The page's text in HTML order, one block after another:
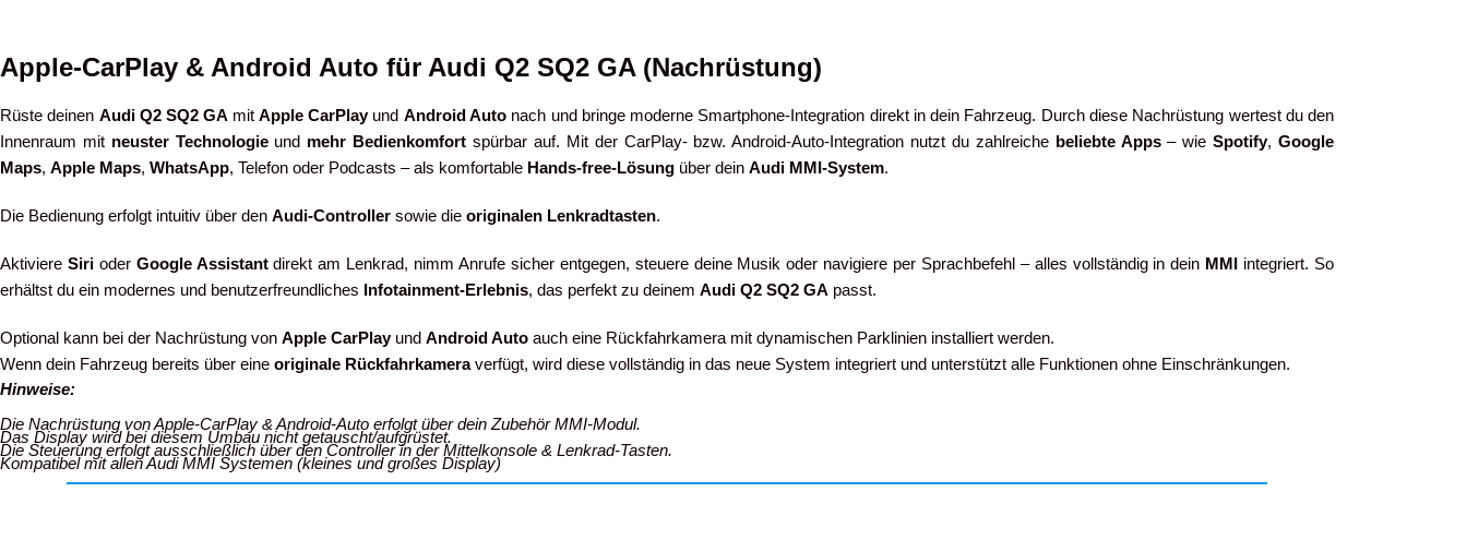
Apple-CarPlay & Android Auto für Audi Q2 SQ2 GA (Nachrüstung)
Rüste deinen Audi Q2 SQ2 GA mit Apple CarPlayund Android Auto nach und bringe moderne Smartphone-Integration direkt in dein Fahrzeug. Durch diese Nachrüstung wertest du den
Innenraum mit neuster Technologieund mehr Bedienkomfort spürbar auf. Mit der CarPlay- bzw. Android-Auto-Integration nutzt du zahlreiche beliebte Apps– wieSpotify,Google
Maps, Apple Maps, WhatsApp, Telefon oder Podcasts – als komfortable Hands-free-Lösung über dein Audi MMI-System.
Die Bedienung erfolgt intuitiv über den Audi-Controller sowie die originalen Lenkradtasten.
Aktiviere Sirioder Google Assistantdirekt am Lenkrad, nimm Anrufe sicher entgegen, steuere deine Musik oder navigiere per Sprachbefehl – alles vollständig in dein MMI integriert. So
erhältst du ein modernes und benutzerfreundliches Infotainment-Erlebnis, das perfekt zu deinem Audi Q2 SQ2 GA passt.
Optional kann bei der Nachrüstung von Apple CarPlayund Android Auto auch eine Rückfahrkamera mit dynamischen Parklinien installiert werden.
Wenn dein Fahrzeug bereits über eine originale Rückfahrkameraverfügt, wird diese vollständig in das neue System integriert und unterstützt alle Funktionen ohne Einschränkungen.
Hinweise:
Die Nachrüstung von Apple-CarPlay & Android-Auto erfolgt über dein Zubehör MMI-Modul.
Das Display wird bei diesem Umbau nicht getauscht/aufgrüstet.
Die Steuerung erfolgt ausschließlich über den Controller in der Mittelkonsole & Lenkrad-Tasten.
Kompatibel mit allen Audi MMI Systemen (kleines und großes Display)